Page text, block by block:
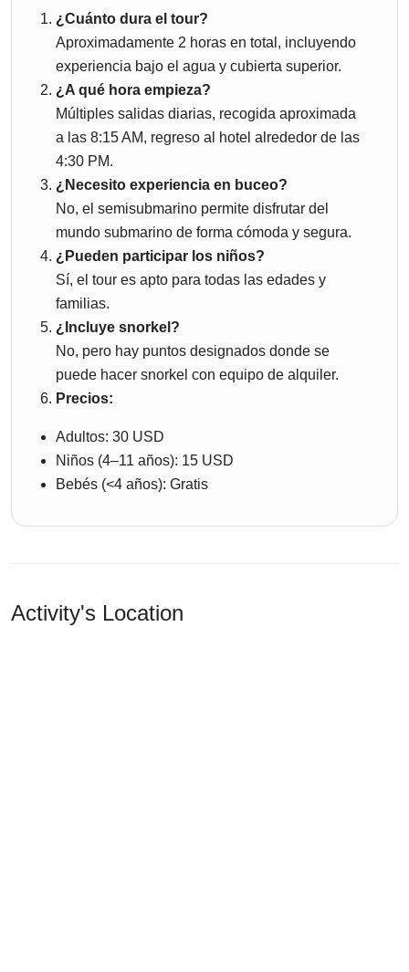
¿Cuánto dura el tour?
Aproximadamente 2 horas en total, incluyendo
experiencia bajo el agua y cubierta superior.
¿A qué hora empieza?
Múltiples salidas diarias, recogida aproximada
a las 8:15 AM, regreso al hotel alrededor de las
4:30 PM.
¿Necesito experiencia en buceo?
No, el semisubmarino permite disfrutar del
mundo submarino de forma cómoda y segura.
¿Pueden participar los niños?
Sí, el tour es apto para todas las edades y
familias.
¿Incluye snorkel?
No, pero hay puntos designados donde se
puede hacer snorkel con equipo de alquiler.
Precios:
Adultos: 30 USD
Niños (4–11 años): 15 USD
Bebés (<4 años): Gratis
Activity's Location